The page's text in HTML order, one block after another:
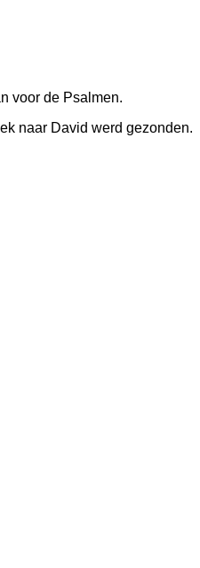
voor de Psalmen.
naar David werd gezonden.